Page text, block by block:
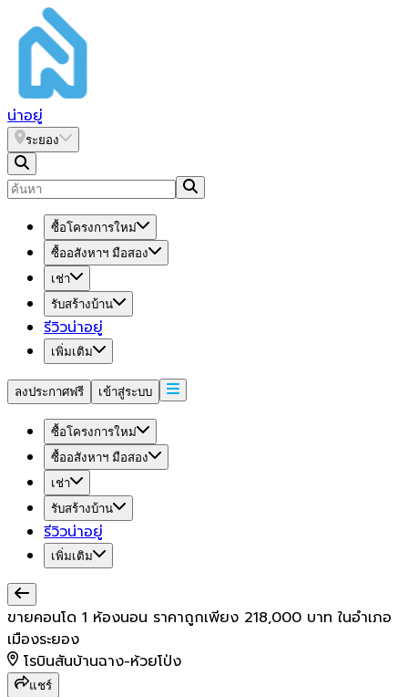
น่าอยู่
ระยอง
ซื้อโครงการใหม่
ซื้ออสังหาฯ มือสอง
เช่า
รับสร้างบ้าน
รีวิวน่าอยู่
เพิ่มเติม
ลงประกาศฟรี เข้าสู่ระบบ
ซื้อโครงการใหม่
ซื้ออสังหาฯ มือสอง
เช่า
รับสร้างบ้าน
รีวิวน่าอยู่
เพิ่มเติม
ขายคอนโด 1 ห้องนอน ราคาถูกเพียง 218,000 บาท ในอำเภอ
เมืองระยอง
โรบินสันบ้านฉาง-ห้วยโป่ง
แชร์